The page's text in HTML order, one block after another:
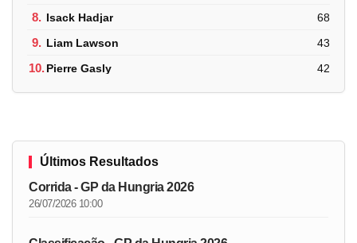
8. Isack Hadjar 68
9. Liam Lawson 43
10.Pierre Gasly 42
Últimos Resultados
Corrida - GP da Hungria 2026
26/07/2026 10:00